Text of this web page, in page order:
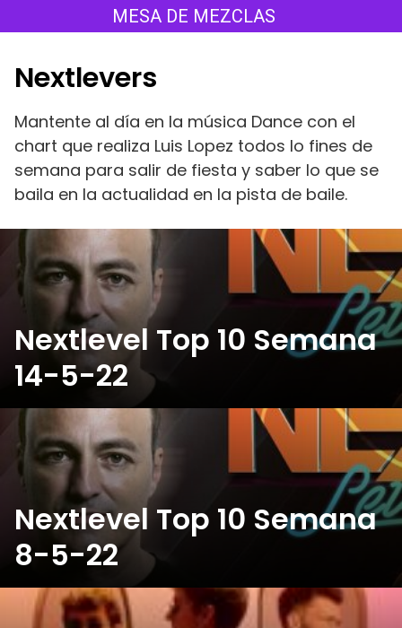
al
MESA DE MEZCLAS
Nextlevers
Mantente al día en la música Dance con el
chart que realiza Luis Lopez todos lo fines de
semana para salir de fiesta y saber lo que se
baila en la actualidad en la pista de baile.
Nextlevel Top 10 Semana
14-5-22
Nextlevel Top 10 Semana
8-5-22